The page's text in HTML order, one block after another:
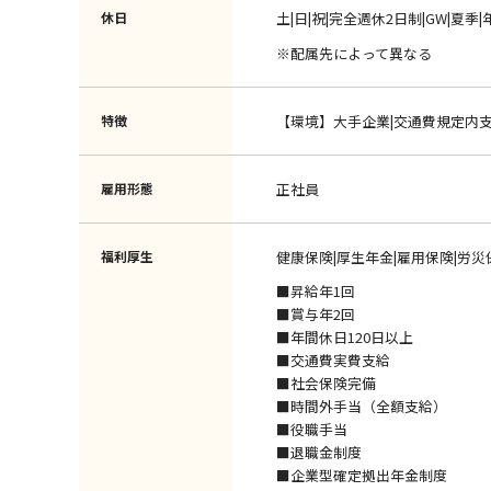
休日
土|日|祝|完全週休2日制|GW|夏季|
※配属先によって異なる
特徴 【環境】大手企業|交通費規定内
雇用形態 正社員
福利厚生
健康保険|厚生年金|雇用保険|労災
■昇給年1回
■賞与年2回
■年間休日120日以上
■交通費実費支給
■社会保険完備
■時間外手当（全額支給）
■役職手当
■退職金制度
■企業型確定拠出年金制度